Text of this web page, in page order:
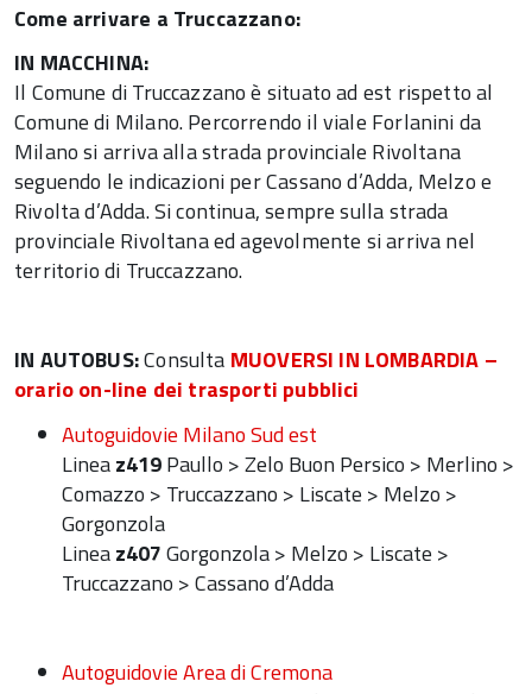
Come arrivare a Truccazzano:
IN MACCHINA:
Il Comune di Truccazzano è situato ad est rispetto al
Comune di Milano. Percorrendo il viale Forlanini da
Milano si arriva alla strada provinciale Rivoltana
seguendo le indicazioni per Cassano d’Adda, Melzo e
Rivolta d’Adda. Si continua, sempre sulla strada
provinciale Rivoltana ed agevolmente si arriva nel
territorio di Truccazzano.
IN AUTOBUS:Consulta MUOVERSI IN LOMBARDIA –
orario on-line dei trasporti pubblici
Autoguidovie Milano Sud est
Lineaz419Paullo > Zelo Buon Persico > Merlino >
Comazzo > Truccazzano > Liscate > Melzo >
Gorgonzola
Lineaz407Gorgonzola > Melzo > Liscate >
Truccazzano > Cassano d’Adda
Autoguidovie Area di Cremona